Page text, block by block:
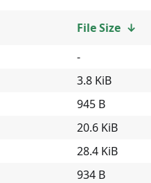
File Size ↓
-
3.8 KiB
945 B
20.6 KiB
28.4 KiB
934 B